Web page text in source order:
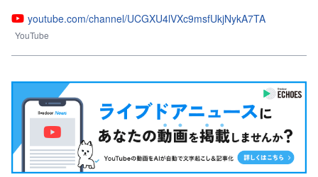
youtube.com/channel/UCGXU4lVXc9msfUkjNykA7TA
YouTube